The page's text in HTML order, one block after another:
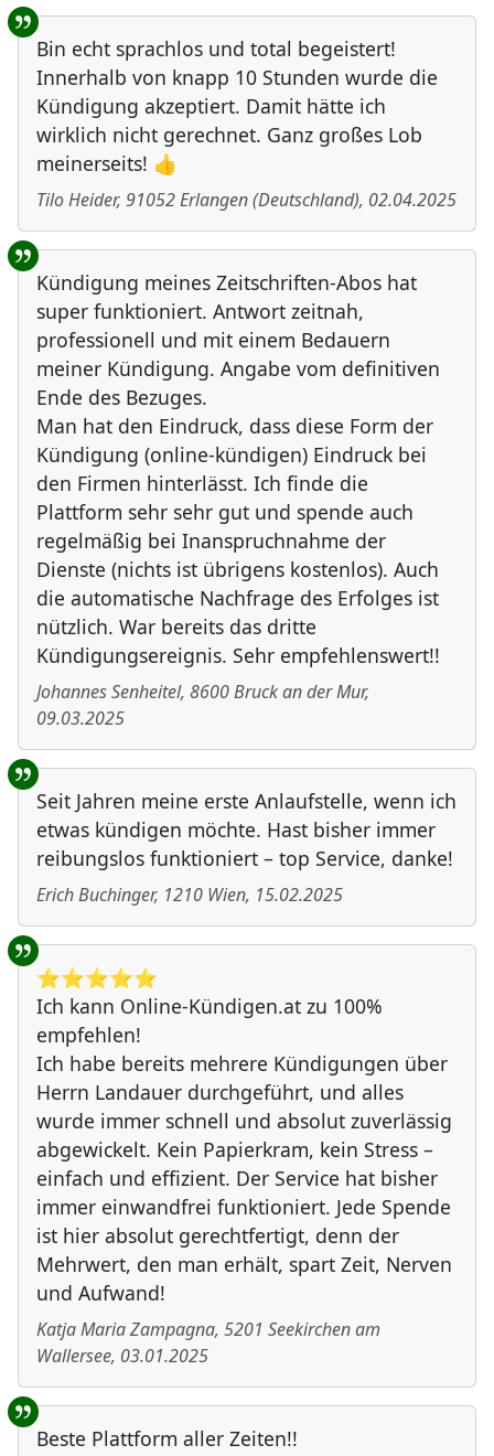
Bin echt sprachlos und total begeistert!
Innerhalb von knapp 10 Stunden wurde die
Kündigung akzeptiert. Damit hätte ich
wirklich nicht gerechnet. Ganz großes Lob
meinerseits! 👍
Tilo Heider, 91052Erlangen(Deutschland), 02.04.2025
Kündigung meines Zeitschriften-Abos hat
super funktioniert. Antwort zeitnah,
professionell und mit einem Bedauern
meiner Kündigung. Angabe vom definitiven
Ende des Bezuges.
Man hat den Eindruck, dass diese Form der
Kündigung (online-kündigen) Eindruck bei
den Firmen hinterlässt. Ich finde die
Plattform sehr sehr gut und spende auch
regelmäßig bei Inanspruchnahme der
Dienste (nichts ist übrigens kostenlos). Auch
die automatische Nachfrage des Erfolges ist
nützlich. War bereits das dritte
Kündigungsereignis. Sehr empfehlenswert!!
Johannes Senheitel, 8600Bruck an der Mur,
09.03.2025
Seit Jahren meine erste Anlaufstelle, wenn ich
etwas kündigen möchte. Hast bisher immer
reibungslos funktioniert – top Service, danke!
Erich Buchinger, 1210 Wien, 15.02.2025
⭐️⭐️⭐️⭐️⭐️
Ich kann Online-Kündigen.at zu 100%
empfehlen!
Ich habe bereits mehrere Kündigungen über
Herrn Landauer durchgeführt, und alles
wurde immer schnell und absolut zuverlässig
abgewickelt. Kein Papierkram, kein Stress –
einfach und effizient. Der Service hat bisher
immer einwandfrei funktioniert. Jede Spende
ist hier absolut gerechtfertigt, denn der
Mehrwert, den man erhält, spart Zeit, Nerven
und Aufwand!
Katja Maria Zampagna, 5201 Seekirchen am
Wallersee, 03.01.2025
Beste Plattform aller Zeiten!!